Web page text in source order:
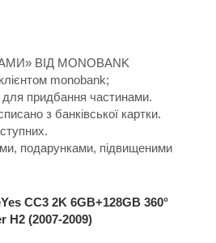
ВІД MONOBANK
monobank;
для придбання частинами.
з банківської картки.
подарунками, підвищеними
CC3 2K 6GB+128GB 360°
H2 (2007-2009)